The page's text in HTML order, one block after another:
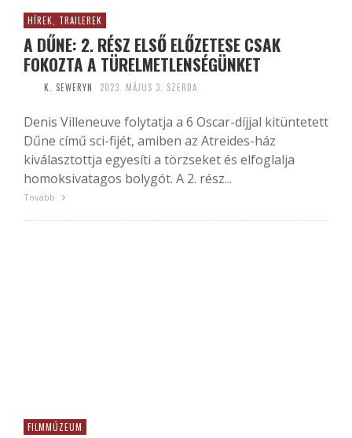
HÍREK, TRAILEREK
A DŰNE: 2. RÉSZ ELSŐ ELŐZETESE CSAK
FOKOZTA A TÜRELMETLENSÉGÜNKET
K. SEWERYN 2023. MÁJUS 3. SZERDA
Denis Villeneuve folytatja a 6 Oscar-díjjal kitüntetett
Dűne című sci-fijét, amiben az Atreides-ház
kiválasztottja egyesíti a törzseket és elfoglalja
homoksivatagos bolygót. A 2. rész...
Tovább
FILMMÚZEUM